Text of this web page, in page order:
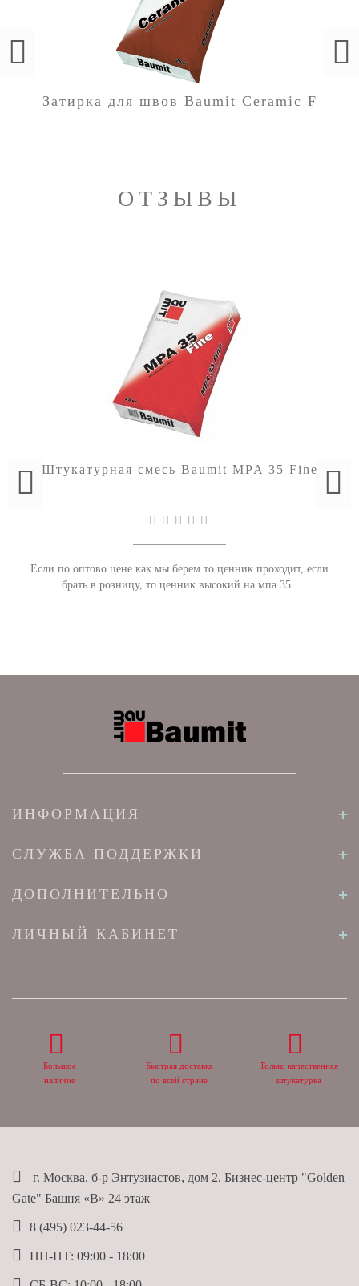
Затирка для швов Baumit Ceramic F
ОТЗЫВЫ
Штукатурная смесь Baumit MPA 35 Fine
Если по оптово цене как мы берем то ценник проходит, если
брать в розницу, то ценник высокий на мпа 35..
ИНФОРМАЦИЯ
СЛУЖБА ПОДДЕРЖКИ
ДОПОЛНИТЕЛЬНО
ЛИЧНЫЙ КАБИНЕТ
Большое
наличие
Быстрая доставка
по всей стране
Только качественная
штукатурка
г. Москва, б-р Энтузиастов, дом 2, Бизнес-центр "Golden
Gate" Башня «B» 24 этаж
8 (495) 023-44-56
ПН-ПТ: 09:00 - 18:00